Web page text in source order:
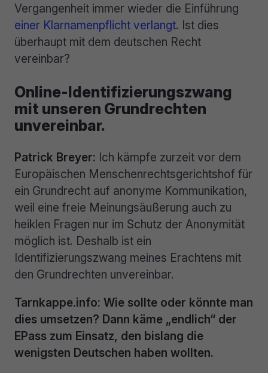
Vergangenheit immer wieder die Einführung
einer Klarnamenpflicht verlangt. Ist dies
überhaupt mit dem deutschen Recht
vereinbar?
Online-Identifizierungszwang
mit unseren Grundrechten
unvereinbar.
Patrick Breyer: Ich kämpfe zurzeit vor dem
Europäischen Menschenrechtsgerichtshof für
ein Grundrecht auf anonyme Kommunikation,
weil eine freie Meinungsäußerung auch zu
heiklen Fragen nur im Schutz der Anonymität
möglich ist. Deshalb ist ein
Identifizierungszwang meines Erachtens mit
den Grundrechten unvereinbar.
Tarnkappe.info: Wie sollte oder könnte man
dies umsetzen? Dann käme „endlich“ der
EPass zum Einsatz, den bislang die
wenigsten Deutschen haben wollten.